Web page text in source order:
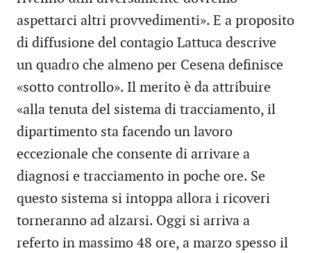
aspettarci altri provvedimenti». E a proposito
di diffusione del contagio Lattuca descrive
un quadro che almeno per Cesena definisce
«sotto controllo». Il merito è da attribuire
«alla tenuta del sistema di tracciamento, il
dipartimento sta facendo un lavoro
eccezionale che consente di arrivare a
diagnosi e tracciamento in poche ore. Se
questo sistema si intoppa allora i ricoveri
torneranno ad alzarsi. Oggi si arriva a
referto in massimo 48 ore, a marzo spesso il